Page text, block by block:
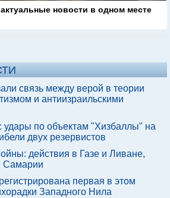
новости в одном месте
связь между верой в теории
и антиизраильскими
по объектам "Хизбаллы" на
двух резервистов
действия в Газе и Ливане,
Самарии
первая в этом
Западного Нила